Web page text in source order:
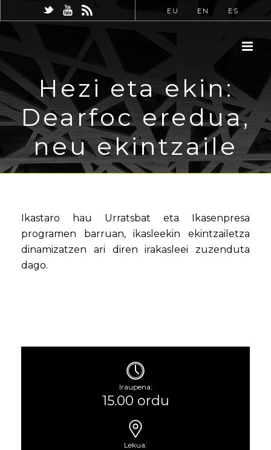
EU EN ES
Hezi eta ekin:
Dearfoc eredua,
neu ekintzaile
Ikastaro hau Urratsbat eta Ikasenpresa
programen barruan, ikasleekin ekintzailetza
dinamizatzen ari diren irakasleei zuzenduta
dago.
Iraupena:
15.00 ordu
Lekua: